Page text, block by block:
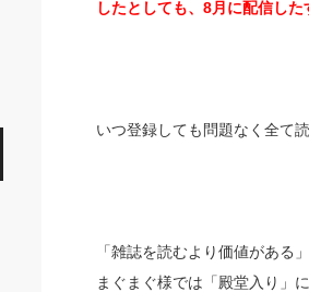
したとしても、8月に配信し
いつ登録しても問題なく全て
「雑誌を読むより価値がある
まぐまぐ様では「殿堂入り」